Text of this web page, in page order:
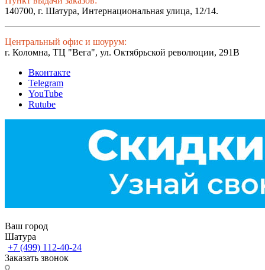
140700, г. Шатура, Интернациональная улица, 12/14.
Центральный офис и шоурум:
г. Коломна, ТЦ "Вега", ул. Октябрьской революции, 291В
Вконтакте
Telegram
YouTube
Rutube
Ваш город
Шатура
+7 (499) 112-40-24
Заказать звонок